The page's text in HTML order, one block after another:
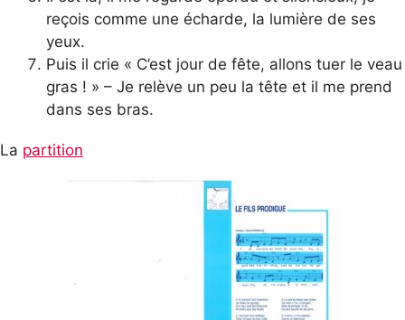
reçois comme une écharde, la lumière de ses
yeux.
Puis il crie « C’est jour de fête, allons tuer le veau
gras ! » – Je relève un peu la tête et il me prend
dans ses bras.
La partition